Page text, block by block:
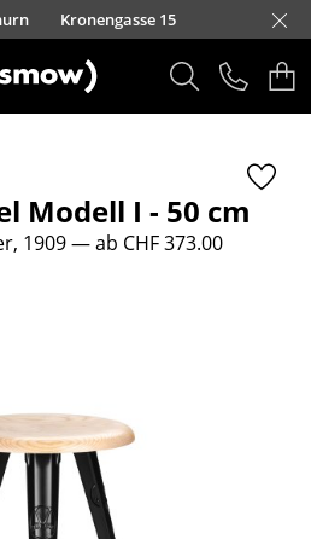
Kronengasse 15
Modell I - 50 cm
1909— ab CHF 373.00